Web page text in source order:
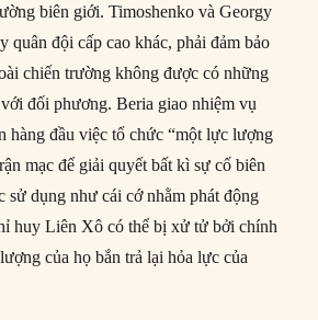
biên giới. Timoshenko và Georgy
quân đội cấp cao khác, phải đảm bảo
chiến trường không được có những
đối phương. Beria giao nhiệm vụ
hàng đầu việc tổ chức “một lực lượng
mạc để giải quyết bất kì sự cố biên
sử dụng như cái cớ nhằm phát động
huy Liên Xô có thể bị xử tử bởi chính
của họ bắn trả lại hỏa lực của